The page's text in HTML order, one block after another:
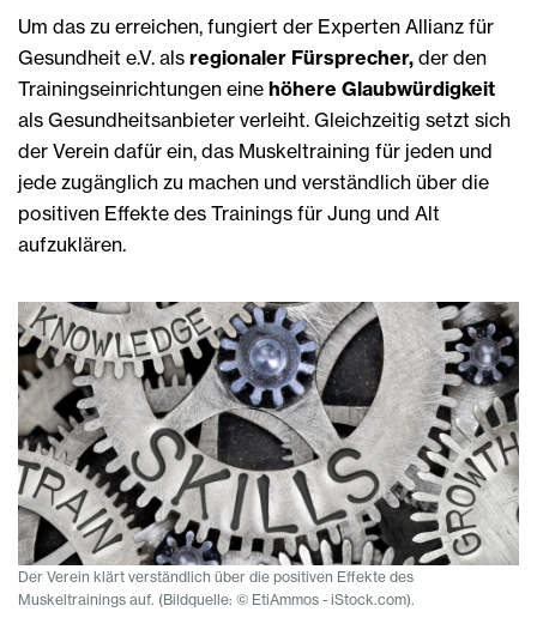
Um das zu erreichen, fungiert der Experten Allianz für
Gesundheit e.V. als regionaler Fürsprecher, der den
Trainingseinrichtungen eine höhere Glaubwürdigkeit
als Gesundheitsanbieter verleiht. Gleichzeitig setzt sich
der Verein dafür ein, das Muskeltraining für jeden und
jede zugänglich zu machen und verständlich über die
positiven Effekte des Trainings für Jung und Alt
aufzuklären.
Der Verein klärt verständlich über die positiven Effekte des
Muskeltrainings auf. (Bildquelle: © EtiAmmos - iStock.com).